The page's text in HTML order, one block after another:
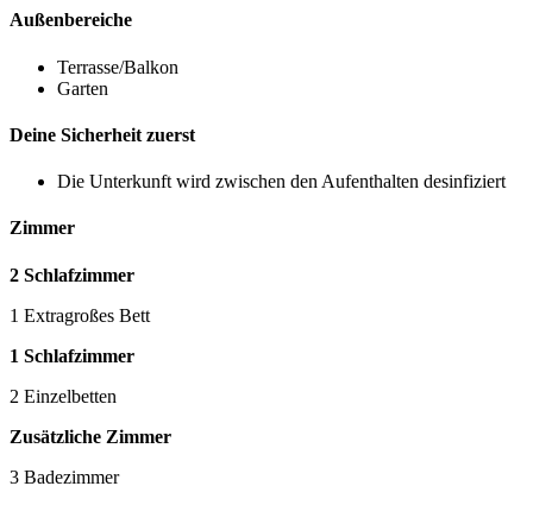
Außenbereiche
Terrasse/Balkon
Garten
Deine Sicherheit zuerst
Die Unterkunft wird zwischen den Aufenthalten desinfiziert
Zimmer
2 Schlafzimmer
1 Extragroßes Bett
1 Schlafzimmer
2 Einzelbetten
Zusätzliche Zimmer
3 Badezimmer